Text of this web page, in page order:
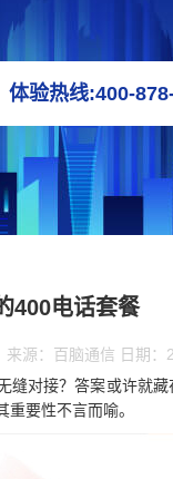
体验热线:400-
400电话套餐
来源：百脑通信 日期
对接？答案或许就
要性不言而喻。